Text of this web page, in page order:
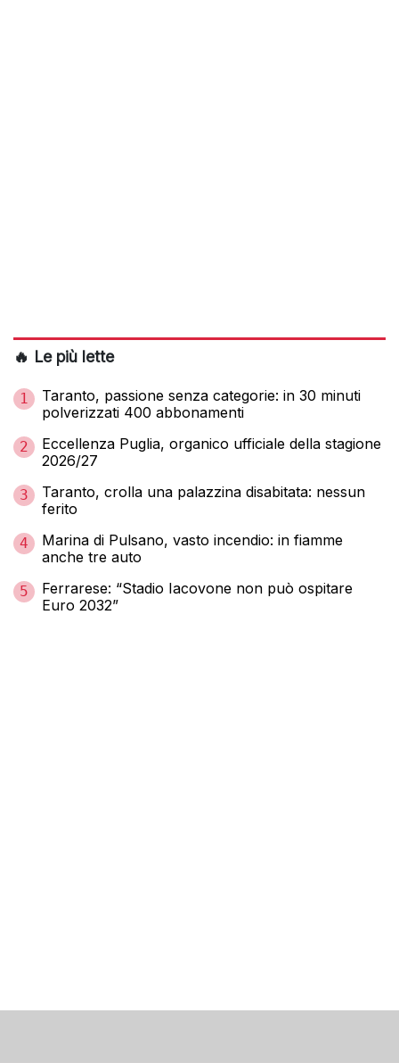
🔥 Le più lette
1
Taranto, passione senza categorie: in 30 minuti
polverizzati 400 abbonamenti
2
Eccellenza Puglia, organico ufficiale della stagione
2026/27
3
Taranto, crolla una palazzina disabitata: nessun
ferito
4
Marina di Pulsano, vasto incendio: in fiamme
anche tre auto
5
Ferrarese: “Stadio Iacovone non può ospitare
Euro 2032”